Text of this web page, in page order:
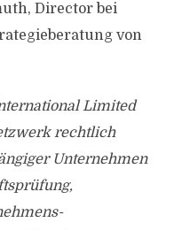
Director bei
von
Limited
rechtlich
Unternehmen